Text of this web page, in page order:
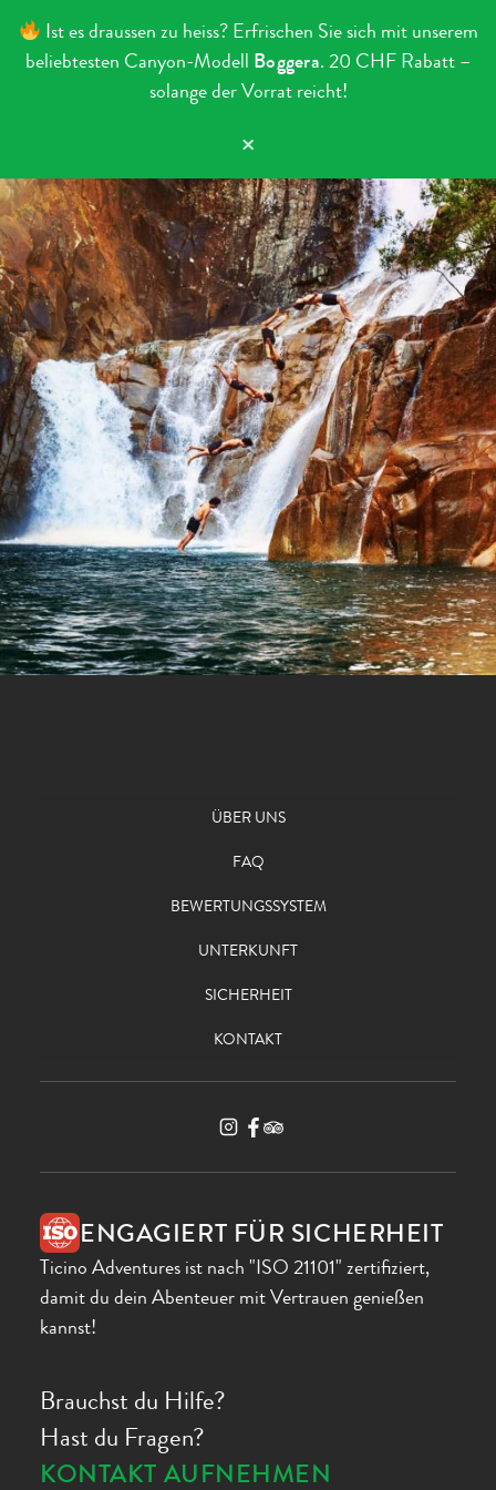
Ist es draussen zu heiss? Erfrischen Sie sich mit unserem
beliebtesten Canyon-Modell Boggera. 20 CHF Rabatt –
solange der Vorrat reicht!
×
Zum Inhalt springen
ÜBER UNS
FAQ
BEWERTUNGSSYSTEM
UNTERKUNFT
SICHERHEIT
KONTAKT
ENGAGIERT FÜR SICHERHEIT
Ticino Adventures ist nach "ISO 21101" zertifiziert,
damit du dein Abenteuer mit Vertrauen genießen
kannst!
Brauchst du Hilfe?
Hast du Fragen?
KONTAKT AUFNEHMEN